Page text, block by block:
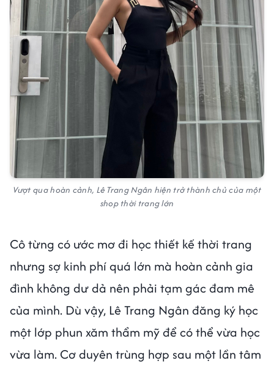
Vượt qua hoàn cảnh, Lê Trang Ngân hiện trở thành chủ của một
shop thời trang lớn
Cô từng có ước mơ đi học thiết kế thời trang
nhưng sợ kinh phí quá lớn mà hoàn cảnh gia
đình không dư dả nên phải tạm gác đam mê
của mình. Dù vậy, Lê Trang Ngân đăng ký học
một lớp phun xăm thẩm mỹ để có thể vừa học
vừa làm. Cơ duyên trùng hợp sau một lần tâm